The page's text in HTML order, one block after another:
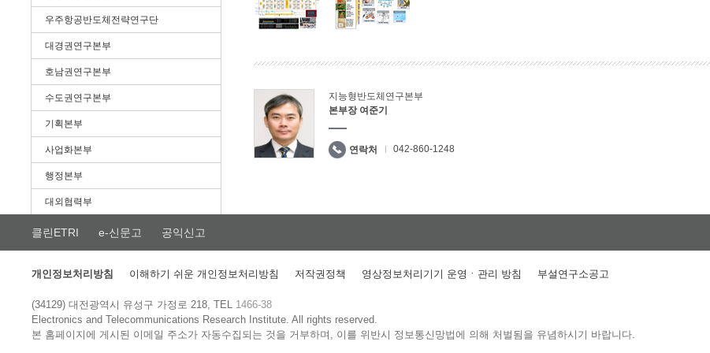
우주항공반도체전략연구단
대경권연구본부
호남권연구본부
수도권연구본부
기획본부
사업화본부
행정본부
대외협력부
지능형반도체연구본부
본부장 여준기
연락처 042-860-1248
클린ETRI e-신문고 공익신고
개인정보처리방침 이해하기 쉬운 개인정보처리방침 저작권정책 영상정보처리기기 운영ㆍ관리 방침 부설연구소공고
(34129) 대전광역시 유성구 가정로 218, TEL 1466-38
Electronics and Telecommunications Research Institute.All rights reserved.
본 홈페이지에 게시된 이메일 주소가 자동수집되는 것을 거부하며, 이를 위반시 정보통신망법에 의해 처벌됨을 유념하시기 바랍니다.